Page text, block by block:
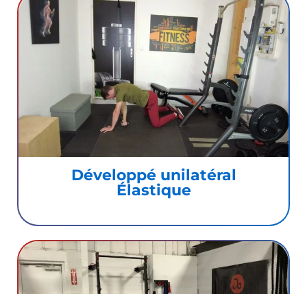
Développé unilatéral
Élastique